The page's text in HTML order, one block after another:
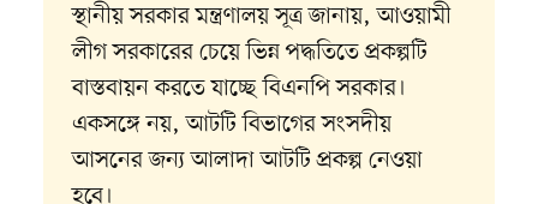
স্থানীয় সরকার মন্ত্রণালয় সূত্র জানায়, আওয়ামী
লীগ সরকারের চেয়ে ভিন্ন পদ্ধতিতে প্রকল্পটি
বাস্তবায়ন করতে যাচ্ছে বিএনপি সরকার।
একসঙ্গে নয়, আটটি বিভাগের সংসদীয়
আসনের জন্য আলাদা আটটি প্রকল্প নেওয়া
হবে।